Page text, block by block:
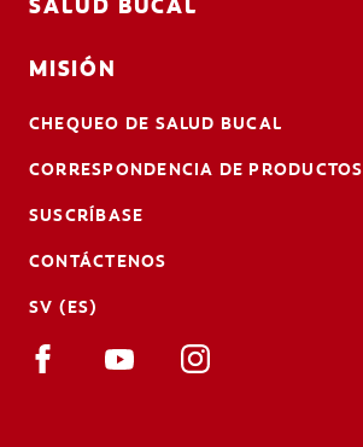
MISIÓN
CHEQUEO DE SALUD BUCAL
CORRESPONDENCIA DE PRODUCTOS
SUSCRÍBASE
CONTÁCTENOS
SV (ES)